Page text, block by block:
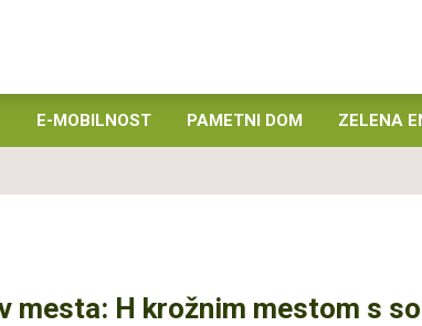
E-MOBILNOST PAMETNI DOM ZELENA
mesta: H krožnim mestom s